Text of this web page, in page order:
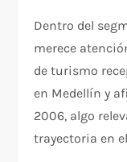
Dentro del
merece
de turismo
en Medellín y
2006, algo
trayectoria en